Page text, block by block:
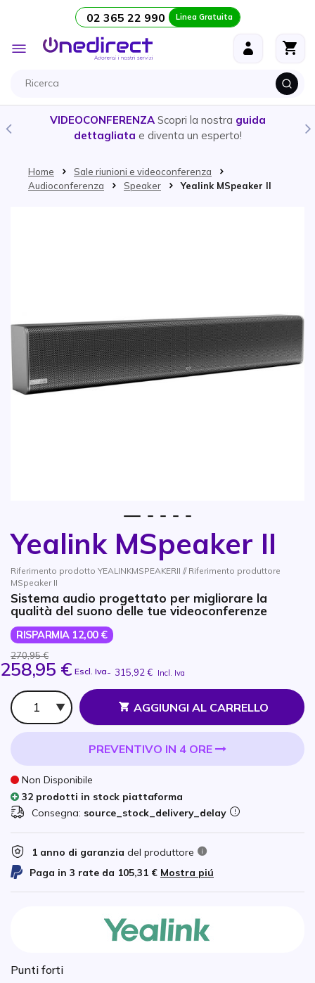
Salta al contenuto 02 365 22 990 Linea Gratuita
Toggle
Nav
VIDEOCONFERENZA Scopri la nostra guida
dettagliata e diventa un esperto!
Home
Sale riunioni e videoconferenza
Audioconferenza
Speaker Yealink MSpeaker II
Yealink MSpeaker II
Riferimento prodotto YEALINKMSPEAKERII // Riferimento produttore
MSpeaker II
Sistema audio progettato per migliorare la
qualità del suono delle tue videoconferenze
RISPARMIA 12,00 €
270,95 €
258,95 € Escl. Iva- 315,92 € Incl. Iva
Qtà
AGGIUNGI AL CARRELLO
PREVENTIVO IN 4 ORE
Non Disponibile
32 prodotti in stock piattaforma
Consegna: source_stock_delivery_delay
1 anno di garanzia del produttore
Paga in 3 rate da 105,31 € Mostra piú
Punti forti
Vai all'inizio della galleria di immagini